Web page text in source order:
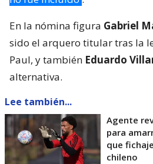
En la nómina figura Gabriel
sido el arquero titular tras la
Paul, y también Eduardo
alternativa.
Lee también...
Agente
para
que
chileno